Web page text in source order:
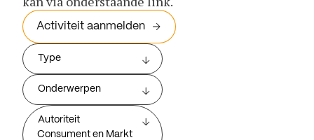
Activiteit aanmelden
Type
Onderwerpen
Autoriteit
Consument en Markt